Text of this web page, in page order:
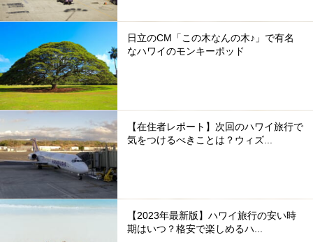
日立のCM「この木なんの木♪」で有名
なハワイのモンキーポッド
【在住者レポート】次回のハワイ旅行で
気をつけるべきことは？ウィズ...
【2023年最新版】ハワイ旅行の安い時
期はいつ？格安で楽しめるハ...